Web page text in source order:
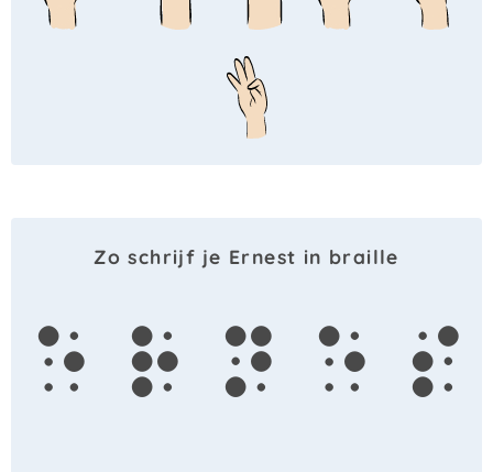
Zo schrijf je Ernest in braille
e r n e s